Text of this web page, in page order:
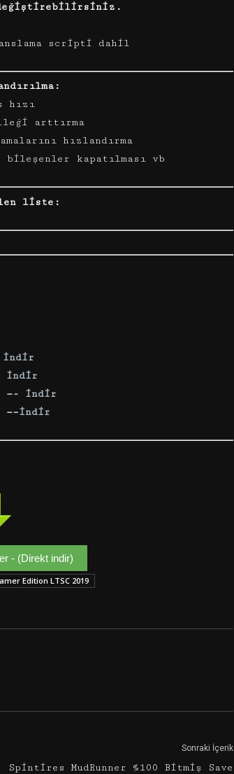
değiştirebilirsiniz.
scripti dahil
hızı
arttırma
hızlandırma
kapatılması vb
liste:
indir
indir
—- indir
—–indir
- (Direkt indir)
Edition LTSC 2019
Sonraki İçerik
Spintires MudRunner %100 Bitmiş Save